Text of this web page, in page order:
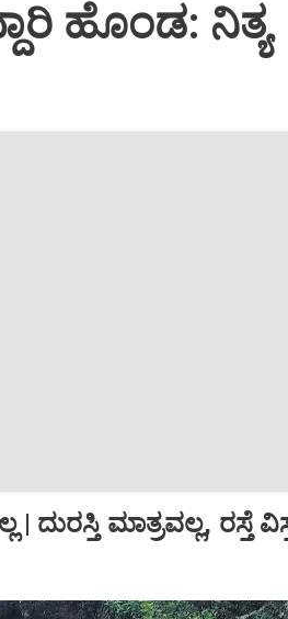
ಹೊಂಡ: ನಿತ್ಯ
ದುರಸ್ತಿ ಮಾತ್ರವಲ್ಲ, ರಸ್ತೆ